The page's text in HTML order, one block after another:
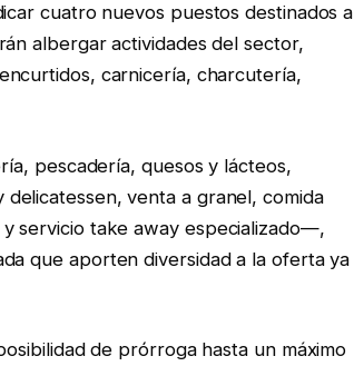
cuatro nuevos puestos destinados a
albergar actividades del sector,
carnicería, charcutería,
pescadería, quesos y lácteos,
venta a granel, comida
servicio take away especializado—,
que aporten diversidad a la oferta ya
de prórroga hasta un máximo